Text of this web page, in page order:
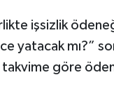
işsizlik
yatacak mı?”
takvime göre